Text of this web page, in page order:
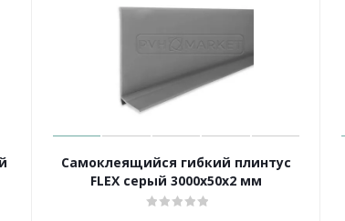
Самоклеящийся гибкий плинтус
FLEX серый 3000х50х2 мм